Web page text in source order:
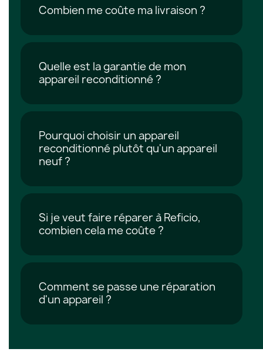
Combien me coûte ma livraison ?
Quelle est la garantie de mon
appareil reconditionné ?
Pourquoi choisir un appareil
reconditionné plutôt qu'un appareil
neuf ?
Si je veut faire réparer à Reficio,
combien cela me coûte ?
Comment se passe une réparation
d'un appareil ?